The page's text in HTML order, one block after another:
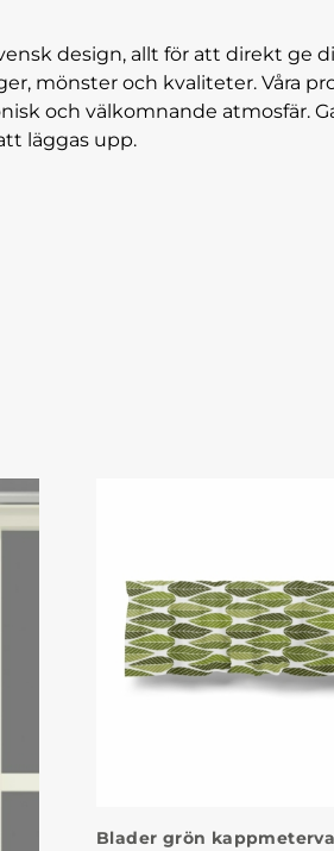
design, allt för att direkt ge
mönster och kvaliteter. Våra
och välkomnande atmosfär.
läggas upp.
Blader grön